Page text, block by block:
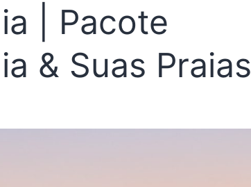
| Pacote
& Suas Praias